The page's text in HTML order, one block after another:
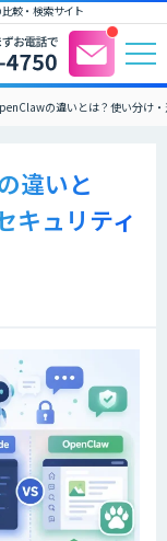
較・検索サイト
の違いとは？使い分け
違いと
キュリティ